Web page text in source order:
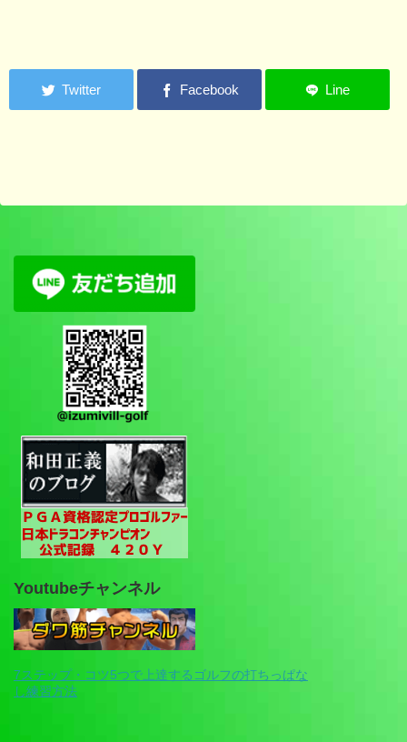
Youtubeチャンネル
7ステップ・コツ5つで上達するゴルフの打ちっぱな
し練習方法